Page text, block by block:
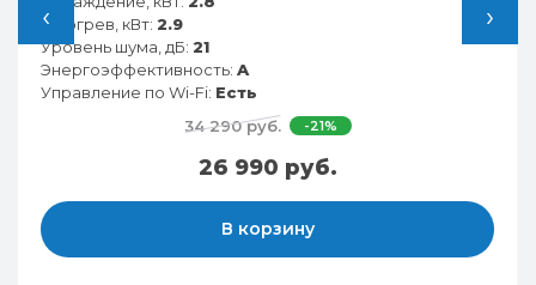
‹
Обогрев, кВт: 2.9
Уровень шума, дБ: 21
Энергоэффективность: A
Управление по Wi-Fi: Есть
34 290 руб.
-21%
26 990 руб.
В корзину
›